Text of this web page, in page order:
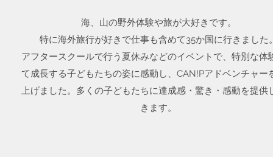
海、山の野外体験や旅が大好きです。
特に海外旅行が好きで仕事も含めて35か国に行きました
アフタースクールで行う夏休みなどのイベントで、特別な体
て成長する子どもたちの姿に感動し、CAN!Pアドベンチャー
上げました。多くの子どもたちに達成感・驚き・感動を提供
きます。